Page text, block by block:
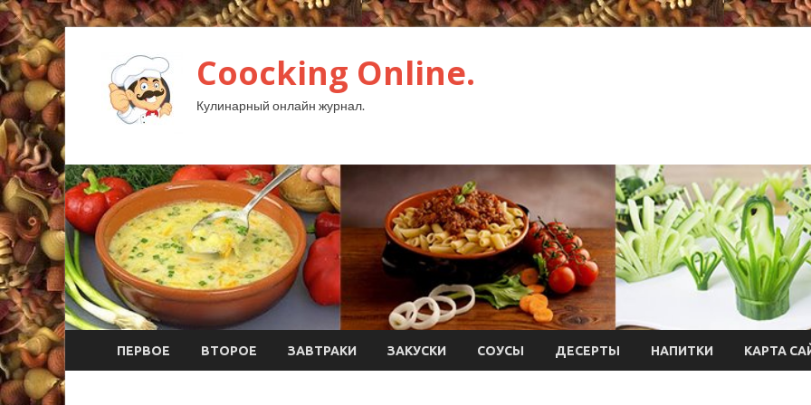
Coocking Online.
Кулинарный онлайн журнал.
ПЕРВОЕ ВТОРОЕ ЗАВТРАКИ ЗАКУСКИ СОУСЫ ДЕСЕРТЫ НАПИТКИ КАРТА